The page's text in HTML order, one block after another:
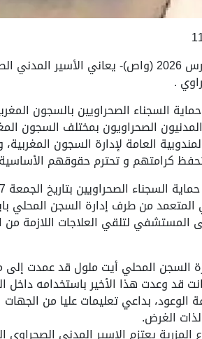
ايت ملول (المغرب)، 29 مارس 2026 (واص)-
.
السجناء الصحراويين بالسجون
الصحراويون بمختلف السجون
العامة لإدارة السجون
تحفظ كرامتهم و تحترم حقوقهم
من طرف إدارة السجن المحلي
المستشفي لتلقي العلاجات اللازمة
السجن المحلي أيت ملول قد عمدت إلى
قد وعدت هذا الأخير باستخدامه داخل
الوعود، بداعي تعليمات عليا من
الغرض.